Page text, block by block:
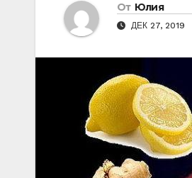
От Юлия
ДЕК 27, 2019